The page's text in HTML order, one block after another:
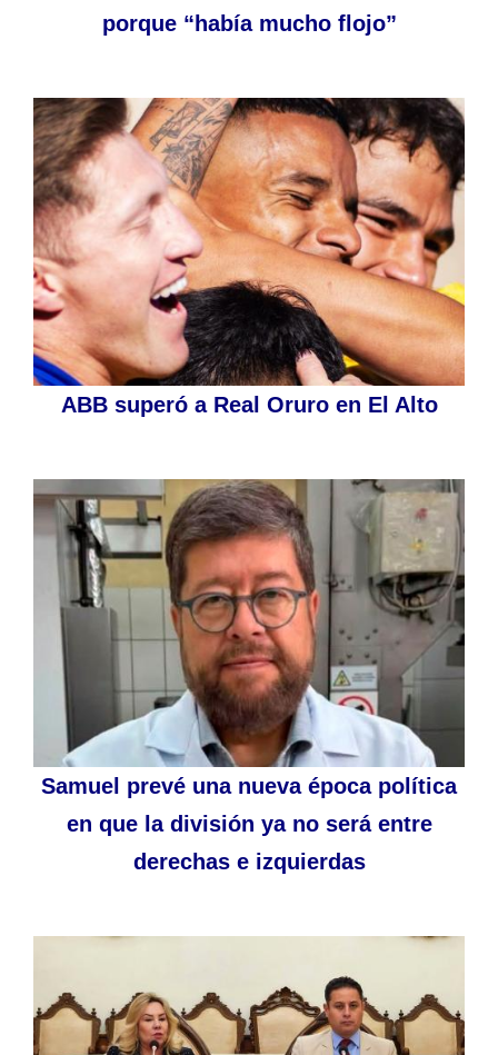
porque “había mucho flojo”
ABB superó a Real Oruro en El Alto
Samuel prevé una nueva época política
en que la división ya no será entre
derechas e izquierdas